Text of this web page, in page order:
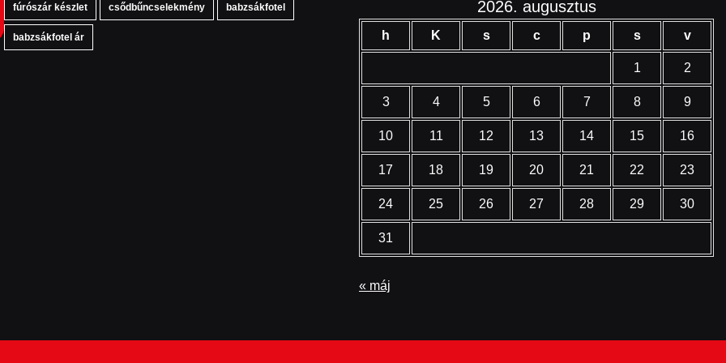
fúrószár készlet csődbűncselekmény babzsákfotel
babzsákfotel ár
2026. augusztus
h K s c p s v
1 2
3 4 5 6 7 8 9
10 11 12 13 14 15 16
17 18 19 20 21 22 23
24 25 26 27 28 29 30
31
« máj